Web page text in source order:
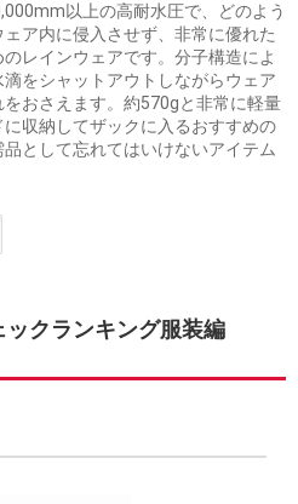
以上の高耐水圧で、どのよう
ア内に侵入させず、非常に優れた
レインウェアです。分子構造によ
をシャットアウトしながらウェア
おさえます。約570gと非常に軽量
収納してザックに入るおすすめの
として忘れてはいけないアイテム
クランキング服装編